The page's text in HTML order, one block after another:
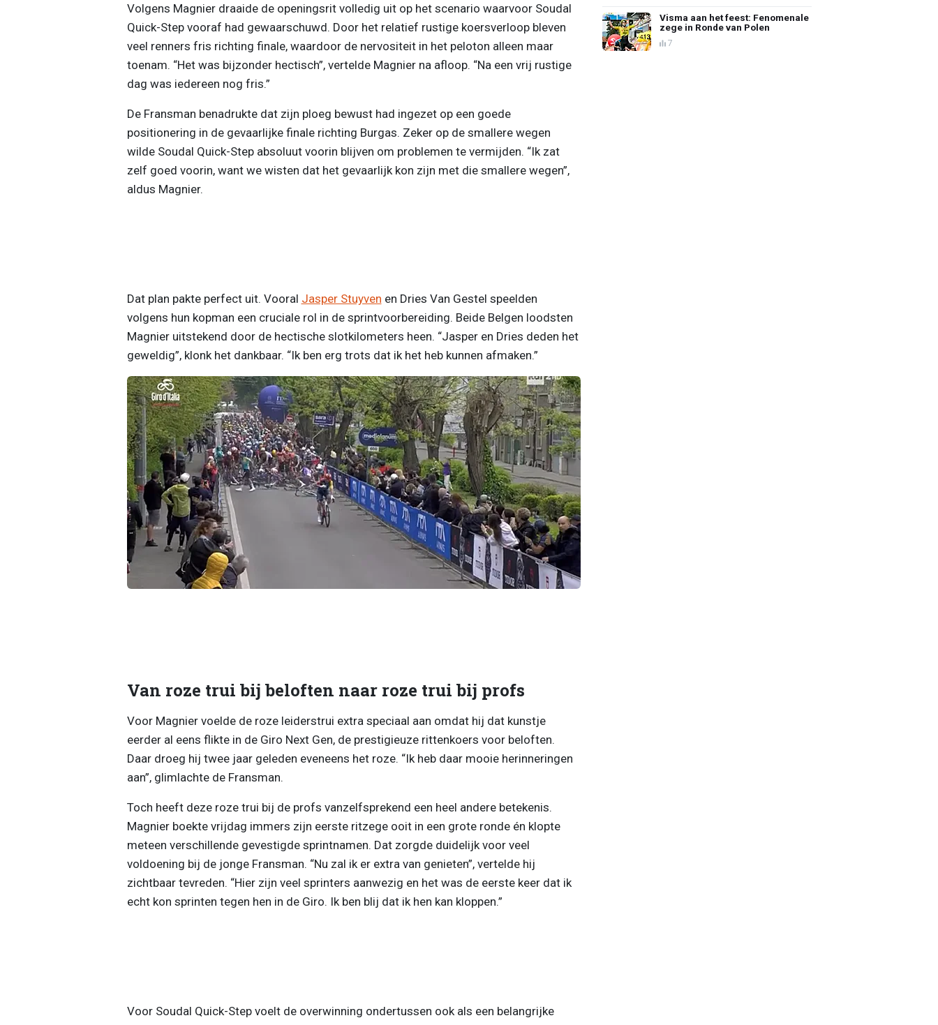
Volgens Magnier draaide de openingsrit volledig uit op het scenario waarvoor Soudal
Quick-Step vooraf had gewaarschuwd. Door het relatief rustige koersverloop bleven
veel renners fris richting finale, waardoor de nervositeit in het peloton alleen maar
toenam. “Het was bijzonder hectisch”, vertelde Magnier na afloop. “Na een vrij rustige
dag was iedereen nog fris.”
De Fransman benadrukte dat zijn ploeg bewust had ingezet op een goede
positionering in de gevaarlijke finale richting Burgas. Zeker op de smallere wegen
wilde Soudal Quick-Step absoluut voorin blijven om problemen te vermijden. “Ik zat
zelf goed voorin, want we wisten dat het gevaarlijk kon zijn met die smallere wegen”,
aldus Magnier.
Dat plan pakte perfect uit. Vooral Jasper Stuyven en Dries Van Gestel speelden
volgens hun kopman een cruciale rol in de sprintvoorbereiding. Beide Belgen loodsten
Magnier uitstekend door de hectische slotkilometers heen. “Jasper en Dries deden het
geweldig”, klonk het dankbaar. “Ik ben erg trots dat ik het heb kunnen afmaken.”
Van roze trui bij beloften naar roze trui bij profs
Voor Magnier voelde de roze leiderstrui extra speciaal aan omdat hij dat kunstje
eerder al eens flikte in de Giro Next Gen, de prestigieuze rittenkoers voor beloften.
Daar droeg hij twee jaar geleden eveneens het roze. “Ik heb daar mooie herinneringen
aan”, glimlachte de Fransman.
Toch heeft deze roze trui bij de profs vanzelfsprekend een heel andere betekenis.
Magnier boekte vrijdag immers zijn eerste ritzege ooit in een grote ronde én klopte
meteen verschillende gevestigde sprintnamen. Dat zorgde duidelijk voor veel
voldoening bij de jonge Fransman. “Nu zal ik er extra van genieten”, vertelde hij
zichtbaar tevreden. “Hier zijn veel sprinters aanwezig en het was de eerste keer dat ik
echt kon sprinten tegen hen in de Giro. Ik ben blij dat ik hen kan kloppen.”
Voor Soudal Quick-Step voelt de overwinning ondertussen ook als een belangrijke
Visma aan het feest: Fenomenale
zege in Ronde van Polen
7